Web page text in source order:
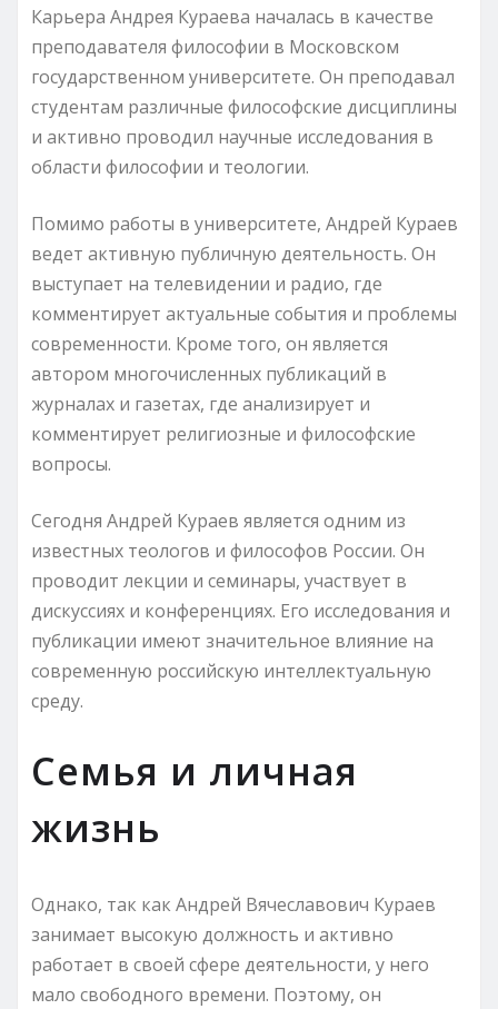
Карьера Андрея Кураева началась в качестве
преподавателя философии в Московском
государственном университете. Он преподавал
студентам различные философские дисциплины
и активно проводил научные исследования в
области философии и теологии.
Помимо работы в университете, Андрей Кураев
ведет активную публичную деятельность. Он
выступает на телевидении и радио, где
комментирует актуальные события и проблемы
современности. Кроме того, он является
автором многочисленных публикаций в
журналах и газетах, где анализирует и
комментирует религиозные и философские
вопросы.
Сегодня Андрей Кураев является одним из
известных теологов и философов России. Он
проводит лекции и семинары, участвует в
дискуссиях и конференциях. Его исследования и
публикации имеют значительное влияние на
современную российскую интеллектуальную
среду.
Семья и личная
жизнь
Однако, так как Андрей Вячеславович Кураев
занимает высокую должность и активно
работает в своей сфере деятельности, у него
мало свободного времени. Поэтому, он